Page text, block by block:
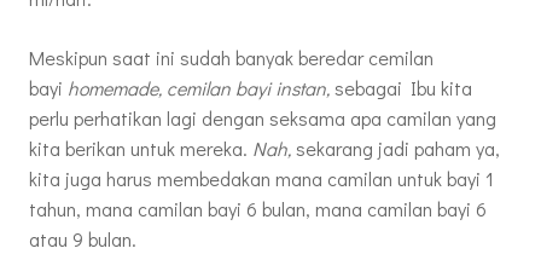
Meskipun saat ini sudah banyak beredar cemilan
bayi homemade, cemilan bayi instan,sebagai Ibu kita
perlu perhatikan lagi dengan seksama apa camilan yang
kita berikan untuk mereka. Nah,sekarang jadi paham ya,
kita juga harus membedakan mana camilan untuk bayi 1
tahun, mana camilan bayi 6 bulan, mana camilan bayi 6
atau 9 bulan.